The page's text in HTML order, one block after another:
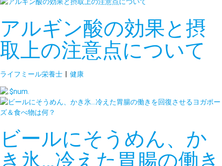
アルギン酸の効果と摂
取上の注意点について
ライフミール栄養士 | 健康
ビールにそうめん、か
き氷…冷えた胃腸の働き